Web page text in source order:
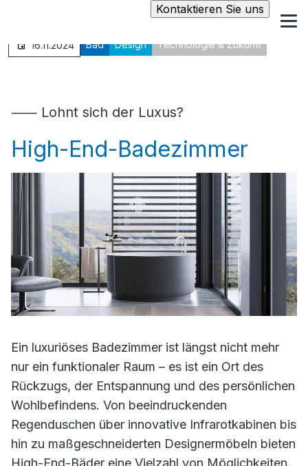
Kontaktieren Sie uns
16.11.2024 Bad Design Technologie & Zukunft
⸺ Lohnt sich der Luxus?
High-End-Badezimmer
Ein luxuriöses Badezimmer ist längst nicht mehr
nur ein funktionaler Raum – es ist ein Ort des
Rückzugs, der Entspannung und des persönlichen
Wohlbefindens. Von beeindruckenden
Regenduschen über innovative Infrarotkabinen bis
hin zu maßgeschneiderten Designermöbeln bieten
High-End-Bäder eine Vielzahl von Möglichkeiten,